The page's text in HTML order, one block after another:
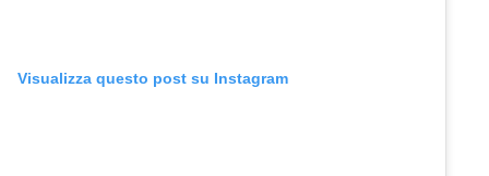
Visualizza questo post su Instagram